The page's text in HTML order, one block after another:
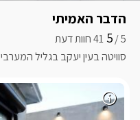
הדבר האמיתי
5 /
5
סוויטה בעין יעקב בגליל המערבי